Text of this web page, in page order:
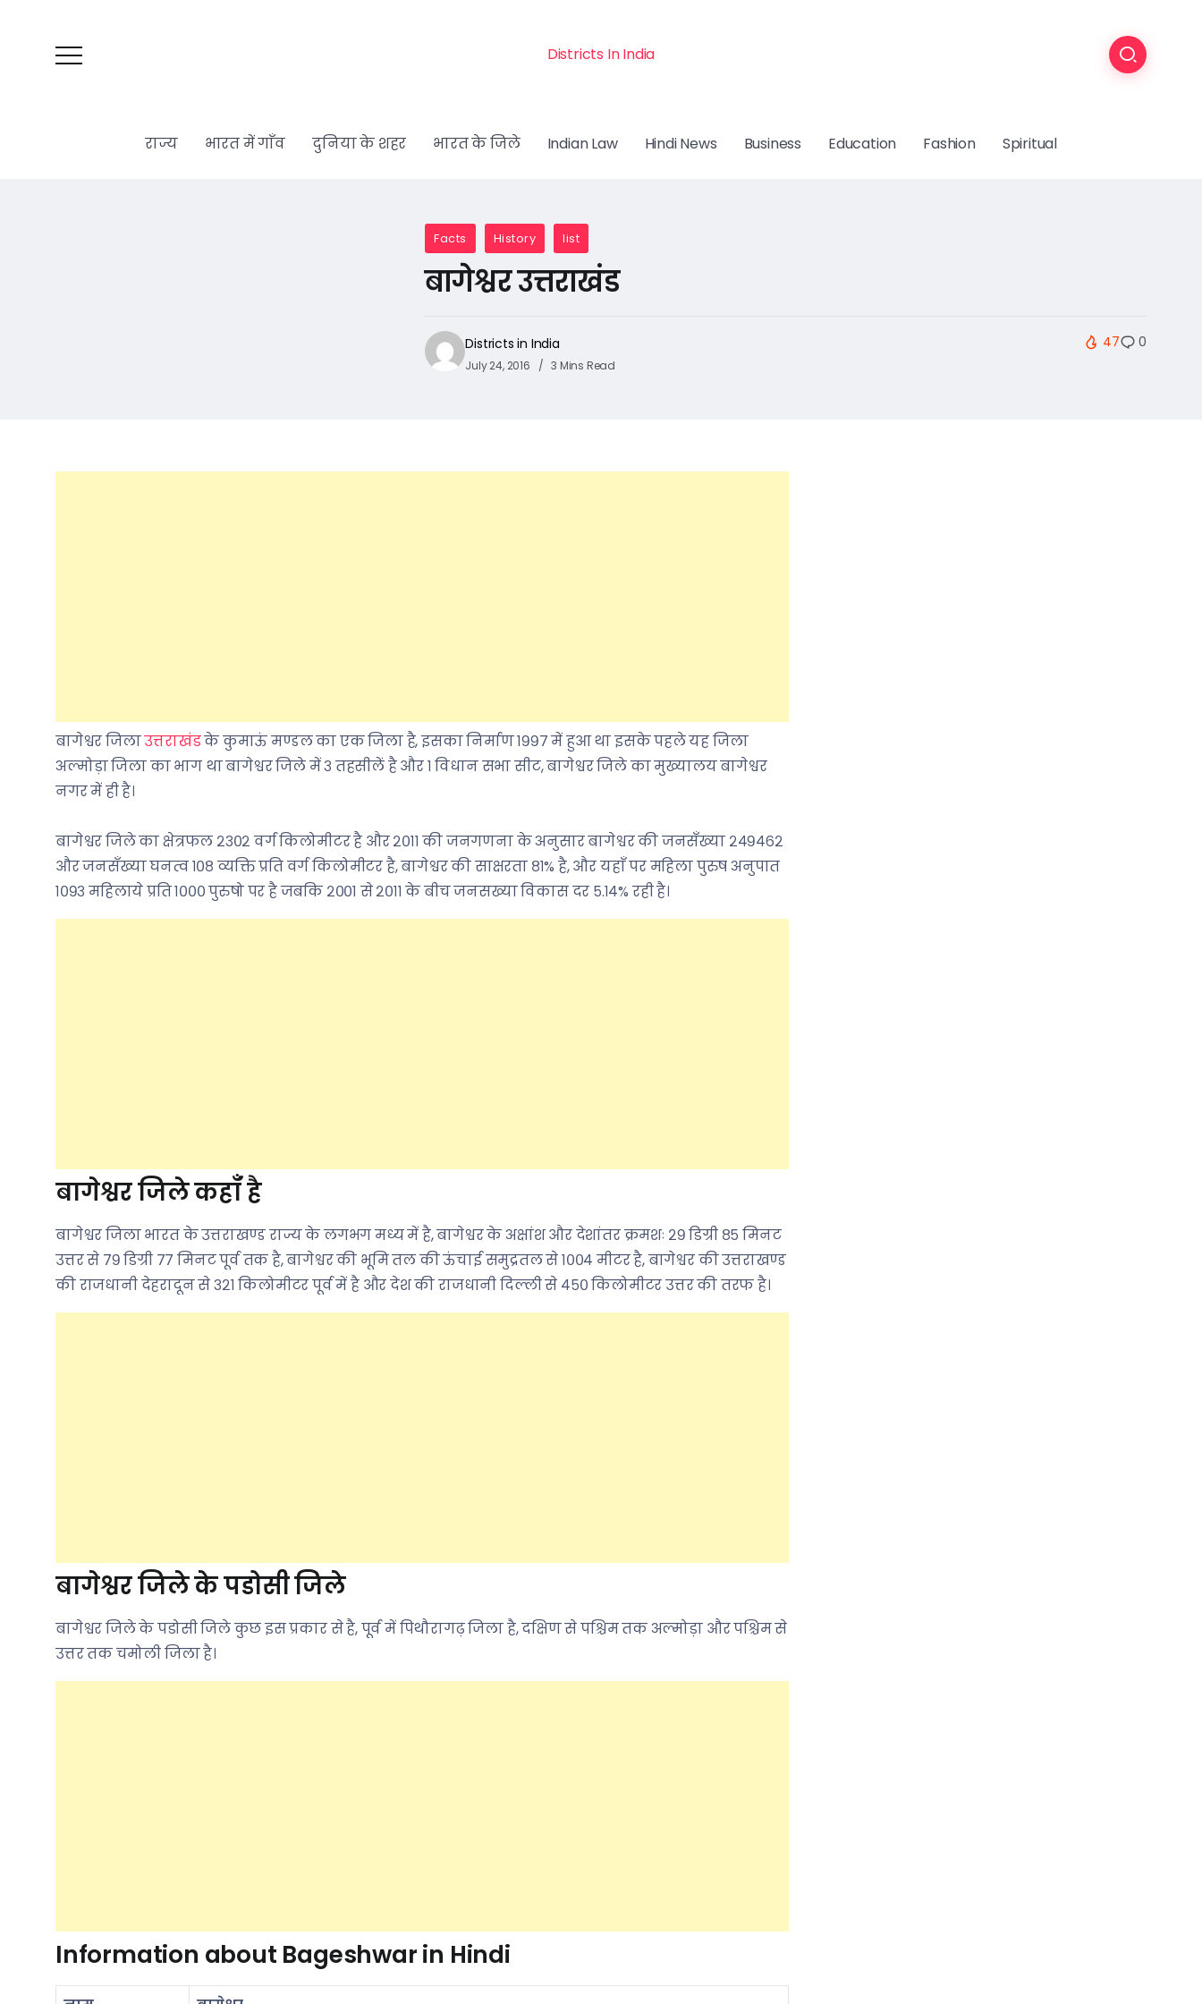
Districts In India
राज्य भारत में गाँव दुनिया के शहर भारत के जिले Indian Law Hindi News Business Education Fashion Spiritual
Facts History list
बागेश्वर उत्तराखंड
Districts in India
July 24, 2016 3 Mins Read
47 0
बागेश्वर जिलाउत्तराखंडके कुमाऊं मण्डल का एक जिला है, इसका निर्माण १९९७ में हुआ था इसके पहले यह जिला
अल्मोड़ा जिला का भाग था बागेश्वर जिले में ३ तहसीलें है और १ विधान सभा सीट, बागेश्वर जिले का मुख्यालय बागेश्वर
नगर में ही है।
बागेश्वर जिले का क्षेत्रफल २३०२ वर्ग किलोमीटर है और २०११ की जनगणना के अनुसार बागेश्वर की जनसँख्या २४९४६२
और जनसँख्या घनत्व १०८ व्यक्ति प्रति वर्ग किलोमीटर है, बागेश्वर की साक्षरता ८१% है, और यहाँ पर महिला पुरुष अनुपात
१०९३ महिलाये प्रति १००० पुरुषो पर है जबकि २००१ से २०११ के बीच जनसख्या विकास दर ५.१४% रही है।
बागेश्वर जिले कहाँ है
बागेश्वर जिला भारत के उत्तराखण्ड राज्य के लगभग मध्य में है, बागेश्वर के अक्षांश और देशांतर क्रमशः २९ डिग्री ८५ मिनट
उत्तर से ७९ डिग्री ७७ मिनट पूर्व तक है, बागेश्वर की भूमि तल की ऊंचाई समुद्रतल से १००४ मीटर है, बागेश्वर की उत्तराखण्ड
की राजधानी देहरादून से ३२१ किलोमीटर पूर्व में है और देश की राजधानी दिल्ली से ४५० किलोमीटर उत्तर की तरफ है।
बागेश्वर जिले के पडोसी जिले
बागेश्वर जिले के पडोसी जिले कुछ इस प्रकार से है, पूर्व में पिथौरागढ़ जिला है, दक्षिण से पश्चिम तक अल्मोड़ा और पश्चिम से
उत्तर तक चमोली जिला है।
Information about Bageshwar in Hindi